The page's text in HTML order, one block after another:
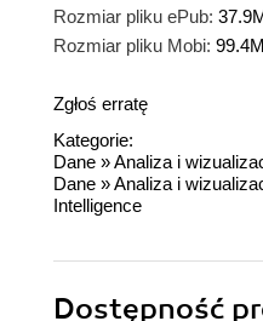
Rozmiar pliku ePub:
Rozmiar pliku Mobi:
Zgłoś erratę
Kategorie:
Dane »Analiza i
Dane »Analiza i
Intelligence
Dostępność